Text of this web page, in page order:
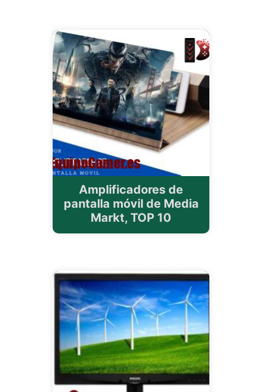
Amplificadores de
pantalla móvil de Media
Markt, TOP 10